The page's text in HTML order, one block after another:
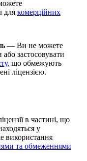
для комерційних
— Ви не можете
застосовувати
що обмежують
ліцензією.
в частині, що
у
використання
та обмеженнями